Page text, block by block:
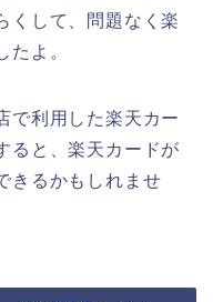
くして、問題なく楽
たよ。
で利用した楽天カー
ると、楽天カードが
きるかもしれませ